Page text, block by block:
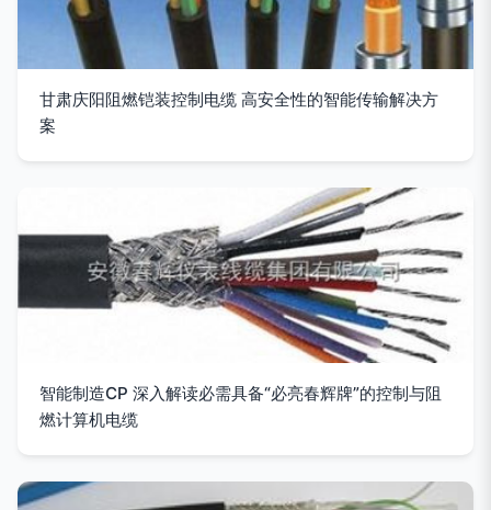
甘肃庆阳阻燃铠装控制电缆 高安全性的智能传输解决方
案
智能制造CP 深入解读必需具备“必亮春辉牌”的控制与阻
燃计算机电缆